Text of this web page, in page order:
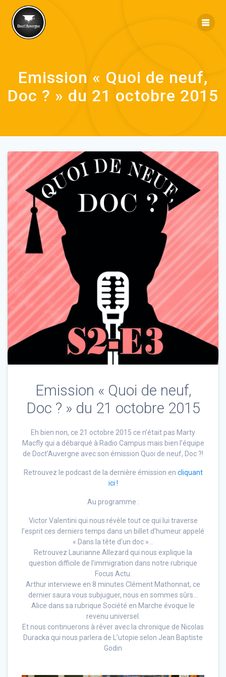
Emission « Quoi de neuf,
Doc ? » du 21 octobre 2015
Emission « Quoi de neuf,
Doc ? » du 21 octobre 2015
Eh bien non, ce 21 octobre 2015 ce n’était pas Marty
Macfly qui a débarqué à Radio Campus mais bien l’équipe
de Doct’Auvergne avec son émission Quoi de neuf, Doc ?!
Retrouvez le podcast de la dernière émission en cliquant
ici !
Au programme :
Victor Valentini qui nous révèle tout ce qui lui traverse
l’esprit ces derniers temps dans un billet d’humeur appelé
« Dans la tête d’un doc »…
Retrouvez Laurianne Allezard qui nous explique la
question difficile de l’immigration dans notre rubrique
Focus Actu.
Arthur interviewe en 8 minutes Clément Mathonnat, ce
dernier saura vous subjuguer, nous en sommes sûrs...
Alice dans sa rubrique Société en Marche évoque le
revenu universel.
Et nous continuerons à rêver avec la chronique de Nicolas
Duracka qui nous parlera de L’utopie selon Jean Baptiste
Godin